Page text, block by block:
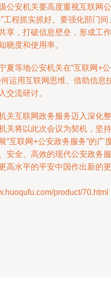
公安机关要高度重视互联网公
工程抓实抓好。要强化部门间
享，打破信息壁垒，形成工作
晓度和使用率。
夏等地公安机关在“互联网+
运用互联网思维、借助信息
交流研讨。
关互联网政务服务迈入深化整
关将以此次会议为契机，坚持
“互联网+公安政务服务”的广
安全、高效的现代公安政务服
高水平的平安中国作出新的更
product/70.html